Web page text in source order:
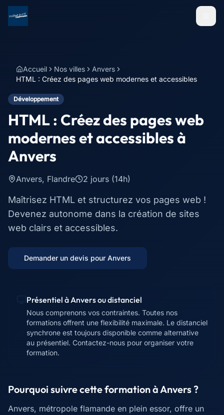
Menu
Accueil Nos villes
Anvers
HTML : Créez des pages web modernes et accessibles
Développement
HTML : Créez des pages web
modernes et accessiblesà
Anvers
Anvers, Flandre 2 jours (14h)
Maîtrisez HTML et structurez vos pages web !
Devenez autonome dans la création de sites
web clairs et accessibles.
Demander un devis pour Anvers
Présentiel àAnversou distanciel
Nous comprenons vos contraintes. Toutes nos
formations offrent une flexibilité maximale. Le distanciel
synchrone est toujours disponible comme alternative
au présentiel. Contactez-nous pour organiser votre
formation.
Pourquoi suivre cette formation àAnvers?
Anvers, métropole flamande en plein essor, offre un